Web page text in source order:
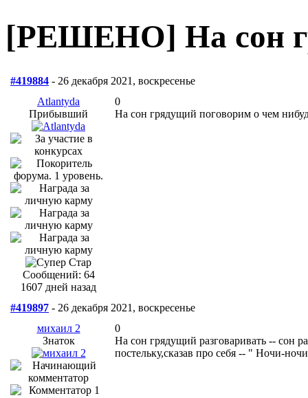
[РЕШЕНО] На сон
#419884 - 26 декабря 2021, воскресенье
Atlantyda
Прибывший
Сообщений: 64
1607 дней назад
0
На сон грядущий поговорим о чем
#419897 - 26 декабря 2021, воскресенье
михаил 2
Знаток
0
На сон грядущий разговаривать -- сон
постельку,сказав про себя -- " Ночи-